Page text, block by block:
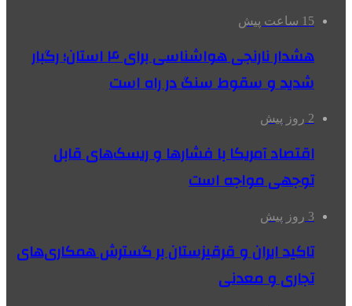
15 ساعت پیش
هشدار نارنجی هواشناسی برای ۴ استان؛ رگبار
شدید و سقوط سنگ در راه است
2 روز پیش
اقتصاد آمریکا با فشارها و ریسک‌های قابل
توجهی مواجه است
3 روز پیش
تاکید ایران و قرقیزستان بر گسترش همکاری‌های
تجاری و معدنی